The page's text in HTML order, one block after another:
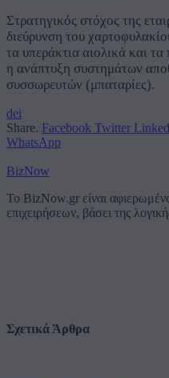
Στρατηγικός στόχος της
διεύρυνση του
τα υπεράκτια αιολικά και
η ανάπτυξη συστημάτων
συσσωρευτών (μπαταρίες).
dei
Share. Facebook Twitter
WhatsApp
BizNow
Το BizNow.gr είναι
επιχειρήσεων, βάσει της
Σχετικά Άρθρα